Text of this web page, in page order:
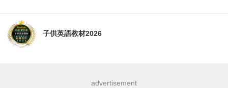
子供英語教材2026
advertisement